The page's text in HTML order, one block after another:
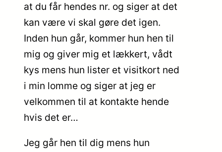
at du får hendes nr. og siger at det
kan være vi skal gøre det igen.
Inden hun går, kommer hun hen til
mig og giver mig et lækkert, vådt
kys mens hun lister et visitkort ned
i min lomme og siger at jeg er
velkommen til at kontakte hende
hvis det er…
Jeg går hen til dig mens hun